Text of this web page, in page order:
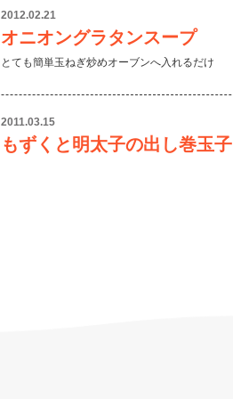
2012.02.21
オニオングラタンスープ
とても簡単玉ねぎ炒めオーブンへ入れるだけ
2011.03.15
もずくと明太子の出し巻玉子